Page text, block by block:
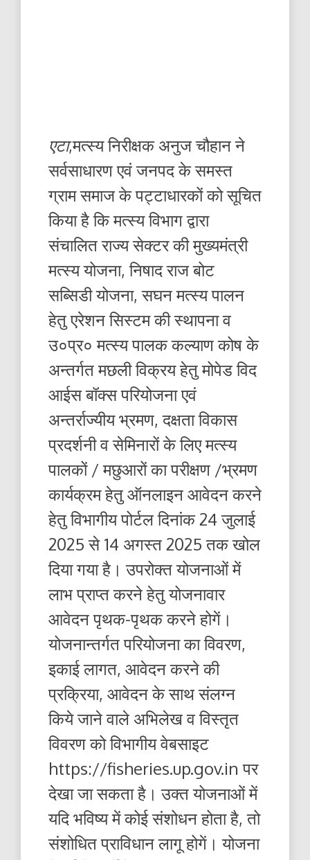
एटा,मत्स्य निरीक्षक अनुज चौहान ने
सर्वसाधारण एवं जनपद के समस्त
ग्राम समाज के पट्टाधारकों को सूचित
किया है कि मत्स्य विभाग द्वारा
संचालित राज्य सेक्टर की मुख्यमंत्री
मत्स्य योजना, निषाद राज बोट
सब्सिडी योजना, सघन मत्स्य पालन
हेतु एरेशन सिस्टम की स्थापना व
उ०प्र० मत्स्य पालक कल्याण कोष के
अन्तर्गत मछली विक्रय हेतु मोपेड विद
आईस बॉक्स परियोजना एवं
अन्तर्राज्यीय भ्रमण, दक्षता विकास
प्रदर्शनी व सेमिनारों के लिए मत्स्य
पालकों / मछुआरों का परीक्षण /भ्रमण
कार्यक्रम हेतु ऑनलाइन आवेदन करने
हेतु विभागीय पोर्टल दिनांक 24 जुलाई
2025 से 14 अगस्त 2025 तक खोल
दिया गया है। उपरोक्त योजनाओं में
लाभ प्राप्त करने हेतु योजनावार
आवेदन पृथक-पृथक करने होगें।
योजनान्तर्गत परियोजना का विवरण,
इकाई लागत, आवेदन करने की
प्रक्रिया, आवेदन के साथ संलग्न
किये जाने वाले अभिलेख व विस्तृत
विवरण को विभागीय वेबसाइट
https://fisheries.up.gov.in पर
देखा जा सकता है। उक्त योजनाओं में
यदि भविष्य में कोई संशोधन होता है, तो
संशोधित प्राविधान लागू होगें। योजना